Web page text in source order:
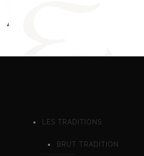
LES TRADITIONS
BRUT TRADITION